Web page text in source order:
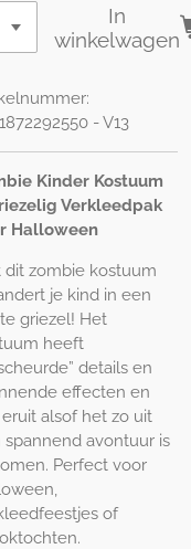
In
winkelwagen
- V13
Kinder Kostuum
Verkleedpak
Halloween
dit zombie kostuum
je kind in een
griezel! Het
heeft
details en
effecten en
alsof het zo uit
spannend avontuur is
Perfect voor
of